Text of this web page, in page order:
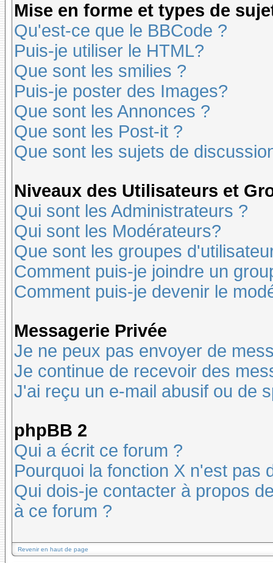
Mise en forme et types de
Qu'est-ce que le BBCode ?
Puis-je utiliser le HTML?
Que sont les smilies ?
Puis-je poster des Images?
Que sont les Annonces ?
Que sont les Post-it ?
Que sont les sujets de
Niveaux des Utilisateurs et
Qui sont les Administrateurs ?
Qui sont les Modérateurs?
Que sont les groupes
Comment puis-je joindre un
Comment puis-je devenir le
Messagerie Privée
Je ne peux pas envoyer de
Je continue de recevoir des
J'ai reçu un e-mail abusif ou de
phpBB 2
Qui a écrit ce forum ?
Pourquoi la fonction X n'est pas
Qui dois-je contacter à propos
à ce forum ?
Revenir en haut de page